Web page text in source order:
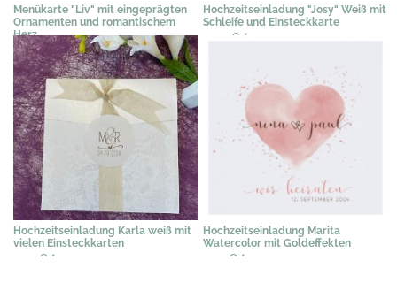
Menükarte "Liv" mit eingeprägten
Ornamenten und romantischem
Herz
1,19 €
Hochzeitseinladung "Josy" Weiß mit
Schleife und Einsteckkarte
2,04 € *
Hochzeitseinladung Karla weiß mit
vielen Einsteckkarten
2,19 € *
Hochzeitseinladung Marita
Watercolor mit Goldeffekten
2,19 € *